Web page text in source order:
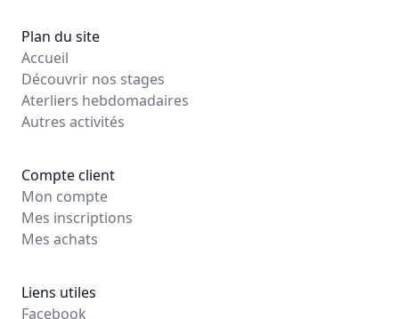
Plan du site
Accueil
Découvrir nos stages
Aterliers hebdomadaires
Autres activités
Compte client
Mon compte
Mes inscriptions
Mes achats
Liens utiles
Facebook